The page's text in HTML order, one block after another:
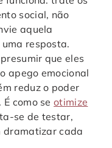
social, não
aquela
resposta.
que eles
apego emocional
reduz o poder
É como seotimize
se de testar,
dramatizar cada